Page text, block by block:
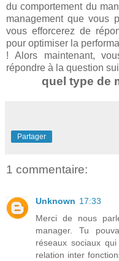
du comportement du
management que vous
vous efforcerez de
pour optimiser la
! Alors maintenant,
répondre à la question
quel type de
Partager
1 commentaire:
Unknown 17:33
Merci de nous
manager. Tu
réseaux sociaux
relation inter